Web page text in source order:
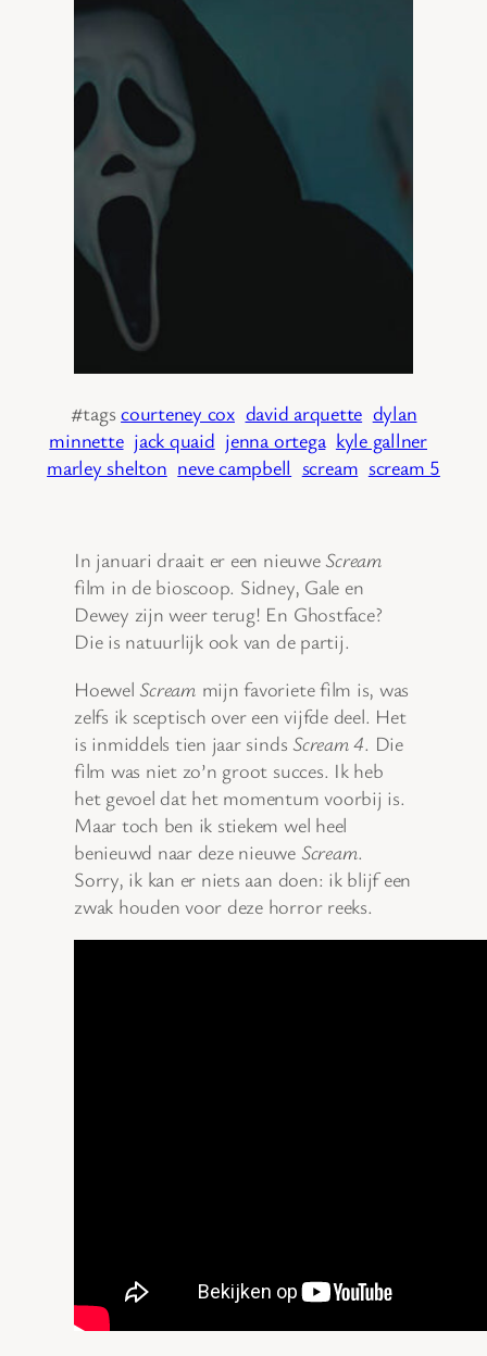
#tagscourteney cox david arquette dylan
minnette jack quaid jenna ortega kyle gallner
marley shelton neve campbell scream scream 5
In januari draait er een nieuweScream
film in de bioscoop. Sidney, Gale en
Dewey zijn weer terug! En Ghostface?
Die is natuurlijk ook van de partij.
HoewelScream mijn favoriete film is, was
zelfs ik sceptisch over een vijfde deel. Het
is inmiddels tien jaar sindsScream 4. Die
film was niet zo’n groot succes. Ik heb
het gevoel dat het momentum voorbij is.
Maar toch ben ik stiekem wel heel
benieuwd naar deze nieuwe Scream.
Sorry, ik kan er niets aan doen: ik blijf een
zwak houden voor deze horror reeks.